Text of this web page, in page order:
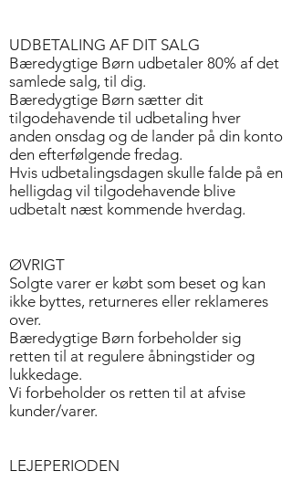
UDBETALING AF DIT SALG
Bæredygtige Børn udbetaler 80% af det
samlede salg, til dig.
Bæredygtige Børn sætter dit
tilgodehavende til udbetaling hver
anden onsdag og de lander på din konto
den efterfølgende fredag.
Hvis udbetalingsdagen skulle falde på en
helligdag vil tilgodehavende blive
udbetalt næst kommende hverdag.
ØVRIGT
Solgte varer er købt som beset og kan
ikke byttes, returneres eller reklameres
over.
Bæredygtige Børn forbeholder sig
retten til at regulere åbningstider og
lukkedage.
Vi forbeholder os retten til at afvise
kunder/varer.
LEJEPERIODEN